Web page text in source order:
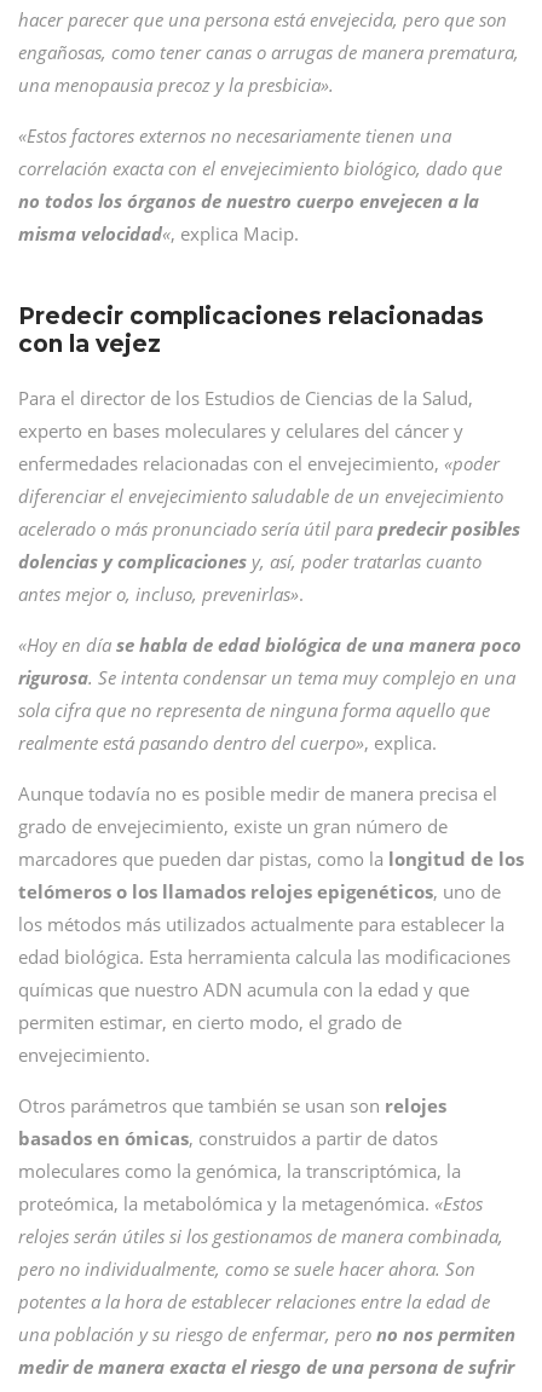
hacer parecer que una persona está envejecida, pero que son
engañosas, como tener canas o arrugas de manera prematura,
una menopausia precoz y la presbicia».
«Estos factores externos no necesariamente tienen una
correlación exacta con el envejecimiento biológico, dado que
no todos los órganos de nuestro cuerpo envejecen a la
misma velocidad«, explica Macip.
Predecir complicaciones relacionadas
con la vejez
Para el director de los Estudios de Ciencias de la Salud,
experto en bases moleculares y celulares del cáncer y
enfermedades relacionadas con el envejecimiento, «poder
diferenciar el envejecimiento saludable de un envejecimiento
acelerado o más pronunciado sería útil para predecir posibles
dolencias y complicaciones y, así, poder tratarlas cuanto
antes mejor o, incluso, prevenirlas».
«Hoy en día se habla de edad biológica de una manera poco
rigurosa. Se intenta condensar un tema muy complejo en una
sola cifra que no representa de ninguna forma aquello que
realmente está pasando dentro del cuerpo», explica.
Aunque todavía no es posible medir de manera precisa el
grado de envejecimiento, existe un gran número de
marcadores que pueden dar pistas, como la longitud de los
telómeros o los llamados relojes epigenéticos, uno de
los métodos más utilizados actualmente para establecer la
edad biológica. Esta herramienta calcula las modificaciones
químicas que nuestro ADN acumula con la edad y que
permiten estimar, en cierto modo, el grado de
envejecimiento.
Otros parámetros que también se usan son relojes
basados en ómicas, construidos a partir de datos
moleculares como la genómica, la transcriptómica, la
proteómica, la metabolómica y la metagenómica. «Estos
relojes serán útiles si los gestionamos de manera combinada,
pero no individualmente, como se suele hacer ahora. Son
potentes a la hora de establecer relaciones entre la edad de
una población y su riesgo de enfermar, pero no nos permiten
medir de manera exacta el riesgo de una persona de sufrir